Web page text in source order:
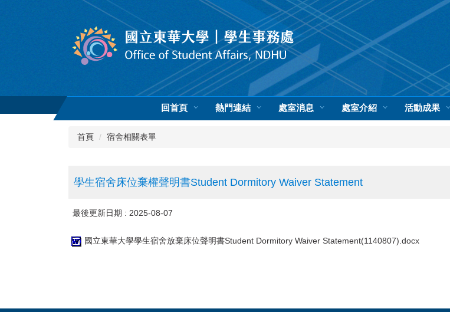
回首頁 熱門連結 處室消息 處室介紹 活動成果
首頁 宿舍相關表單
學生宿舍床位棄權聲明書Student Dormitory Waiver Statement
最後更新日期 : 2025-08-07
國立東華大學學生宿舍放棄床位聲明書Student Dormitory Waiver Statement(1140807).docx